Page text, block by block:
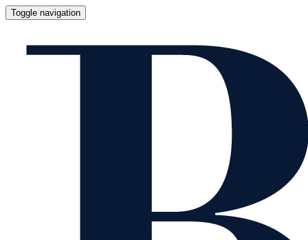
Toggle navigation